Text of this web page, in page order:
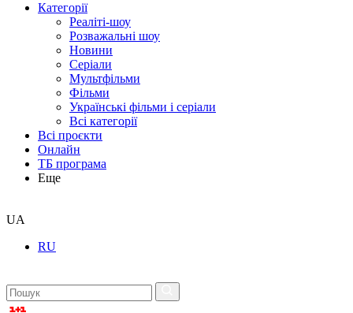
Категорії
Реаліті-шоу
Розважальні шоу
Новини
Серіали
Мультфільми
Фільми
Українські фільми і серіали
Всі категорії
Всі проєкти
Онлайн
ТБ програма
Еще
UA
RU